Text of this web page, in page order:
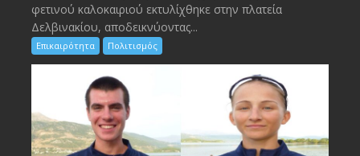
φετινού καλοκαιριού εκτυλίχθηκε στην πλατεία
Δελβινακίου, αποδεικνύοντας...
Επικαιρότητα Πολιτισμός